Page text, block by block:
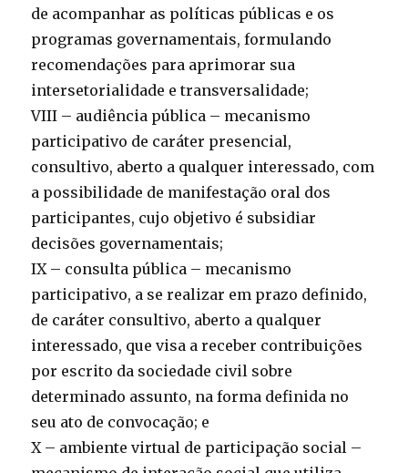
de acompanhar as políticas públicas e os
programas governamentais, formulando
recomendações para aprimorar sua
intersetorialidade e transversalidade;
VIII – audiência pública – mecanismo
participativo de caráter presencial,
consultivo, aberto a qualquer interessado, com
a possibilidade de manifestação oral dos
participantes, cujo objetivo é subsidiar
decisões governamentais;
IX – consulta pública – mecanismo
participativo, a se realizar em prazo definido,
de caráter consultivo, aberto a qualquer
interessado, que visa a receber contribuições
por escrito da sociedade civil sobre
determinado assunto, na forma definida no
seu ato de convocação; e
X – ambiente virtual de participação social –